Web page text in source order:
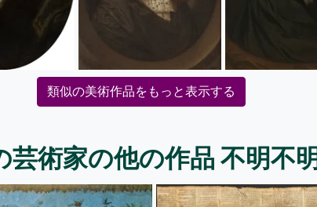
類似の美術作品をもっと表示する
芸術家の他の作品 不明不